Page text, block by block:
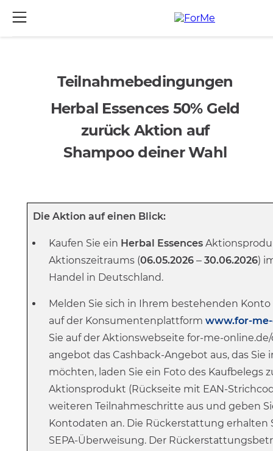
Teilnahmebedingungen
Herbal Essences 50% Geld
zurück Aktion auf
Shampoo deiner Wahl
Die Aktion auf einen Blick:
Kaufen Sie ein Herbal Essences
Aktionszeitraums (06.05.2026 –30.06.2026)
Handel in Deutschland.
Melden Sie sich in Ihrem bestehenden
auf der Konsumentenplattformwww.for-
Sie auf der Aktionswebseite for-me-
angebot das Cashback-Angebot aus, das
möchten, laden Sie ein Foto des Kaufbelegs
Aktionsprodukt (Rückseite mit EAN-
weiteren Teilnahmeschritte aus und geben
Kontodaten an. Die Rückerstattung erhalten
SEPA-Überweisung. Der